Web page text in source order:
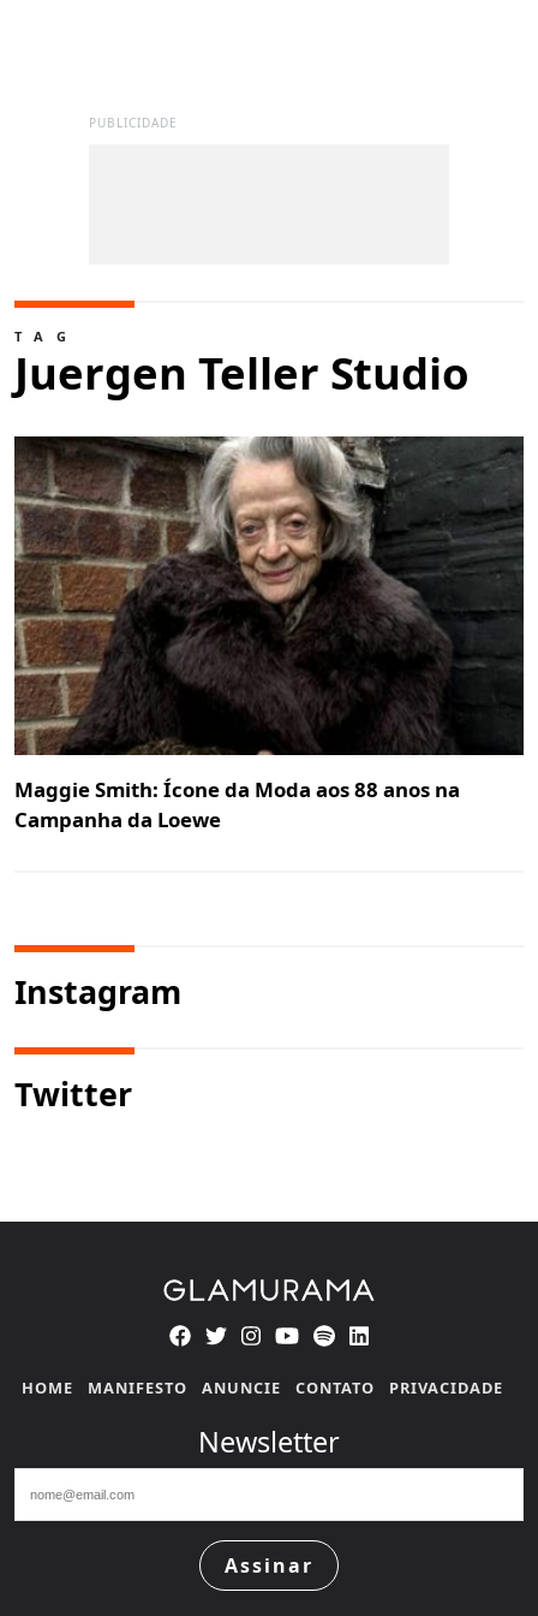
PUBLICIDADE
TAG
Juergen Teller Studio
Maggie Smith: Ícone da Moda aos 88 anos na
Campanha da Loewe
Instagram
Twitter
HOME MANIFESTO ANUNCIE CONTATO PRIVACIDADE
Newsletter